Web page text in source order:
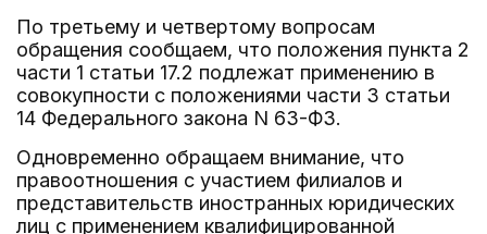
По третьему и четвертому вопросам
обращения сообщаем, что положения пункта 2
части 1 статьи 17.2 подлежат применению в
совокупности с положениями части 3 статьи
14 Федерального закона N 63-ФЗ.
Одновременно обращаем внимание, что
правоотношения с участием филиалов и
представительств иностранных юридических
лиц с применением квалифицированной